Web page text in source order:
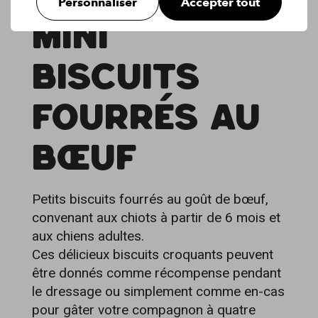
MINI
BISCUITS
FOURRÉS AU
BŒUF
Petits biscuits fourrés au goût de bœuf,
convenant aux chiots à partir de 6 mois et
aux chiens adultes.
Ces délicieux biscuits croquants peuvent
être donnés comme récompense pendant
le dressage ou simplement comme en-cas
pour gâter votre compagnon à quatre